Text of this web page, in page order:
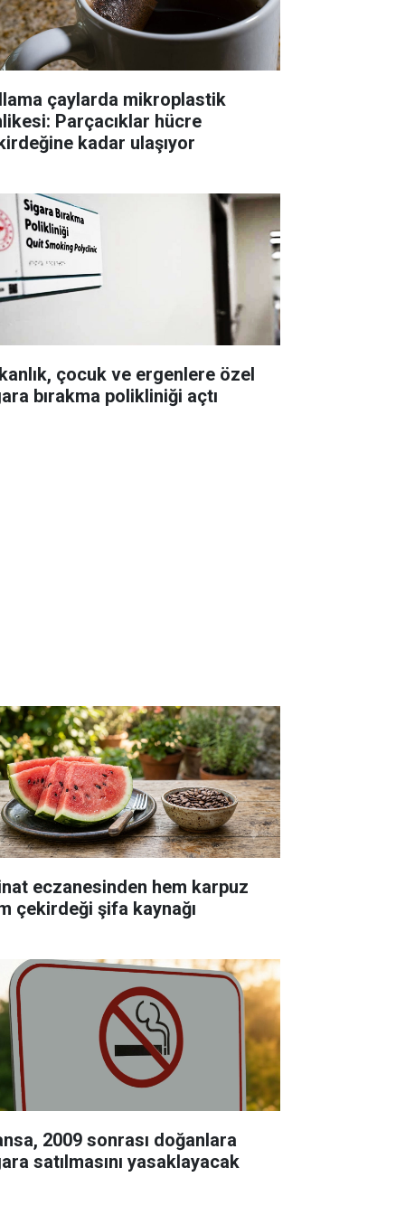
çaylarda mikroplastik
Parçacıklar hücre
kadar ulaşıyor
çocuk ve ergenlere özel
bırakma polikliniği açtı
eczanesinden hem karpuz
çekirdeği şifa kaynağı
2009 sonrası doğanlara
satılmasını yasaklayacak